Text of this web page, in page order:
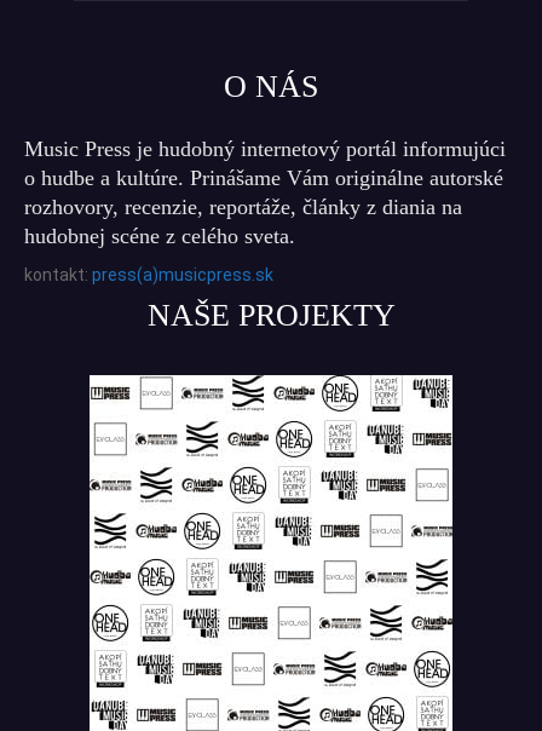
O NÁS
Music Press je hudobný internetový portál informujúci
o hudbe a kultúre. Prinášame Vám originálne autorské
rozhovory, recenzie, reportáže, články z diania na
hudobnej scéne z celého sveta.
kontakt: press(a)musicpress.sk
NAŠE PROJEKTY